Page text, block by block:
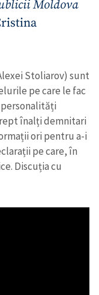
Moldova
Stoliarov) sunt
pe care le fac
înalți demnitari
ori pentru a-i
pe care, în
Discuția cu